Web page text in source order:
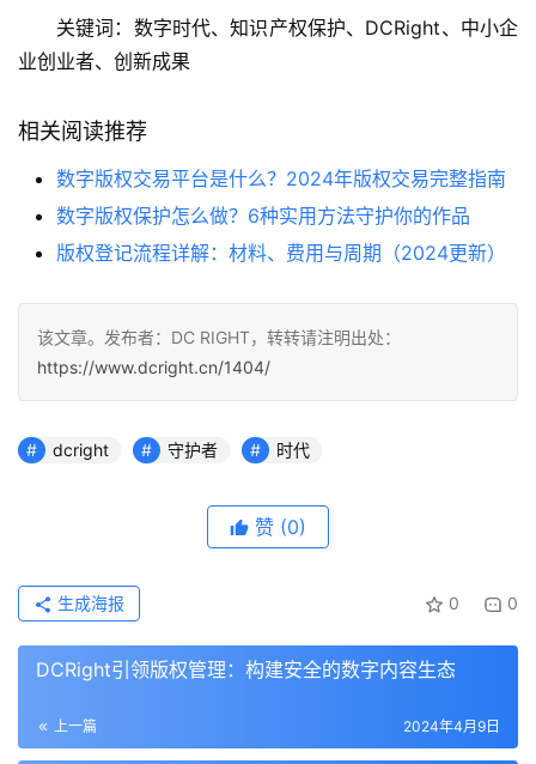
关键词：数字时代、知识产权保护、DCRight、中小企
业创业者、创新成果
相关阅读推荐
数字版权交易平台是什么？2024年版权交易完整指南
数字版权保护怎么做？6种实用方法守护你的作品
版权登记流程详解：材料、费用与周期（2024更新）
该文章。发布者：DC RIGHT，转转请注明出处：
https://www.dcright.cn/1404/
dcright 守护者 时代
赞 (0)
0 0
生成海报
DCRight引领版权管理：构建安全的数字内容生态
上一篇 2024年4月9日